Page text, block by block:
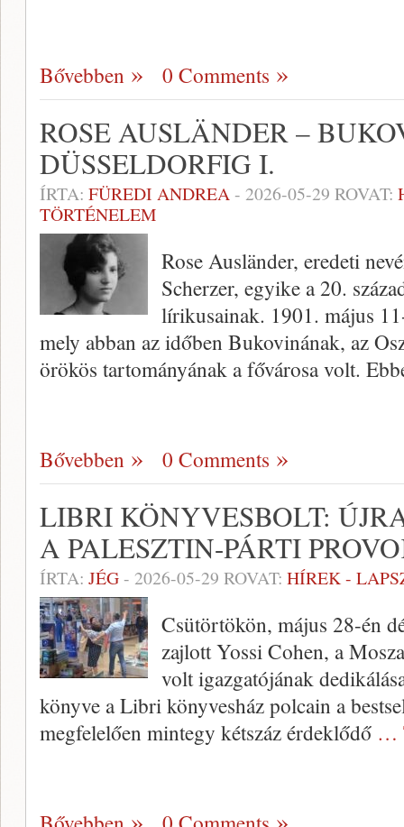
Bővebben 0 Comments
ROSE AUSLÄNDER –
DÜSSELDORFIG I.
ÍRTA: FÜREDI ANDREA- 2026-05-29 ROVAT:
TÖRTÉNELEM
Rose Ausländer, eredeti
Scherzer, egyike a 20.
lírikusainak. 1901. május
mely abban az időben Bukovinának, az
örökös tartományának a fővárosa volt.
Bővebben 0 Comments
LIBRI KÖNYVESBOLT:
A PALESZTIN-PÁRTI
ÍRTA: JÉG- 2026-05-29 ROVAT: HÍREK -
Csütörtökön, május 28-én
zajlott Yossi Cohen, a
volt igazgatójának
könyve a Libri könyvesház polcain a
megfelelően mintegy kétszáz érdeklődő …